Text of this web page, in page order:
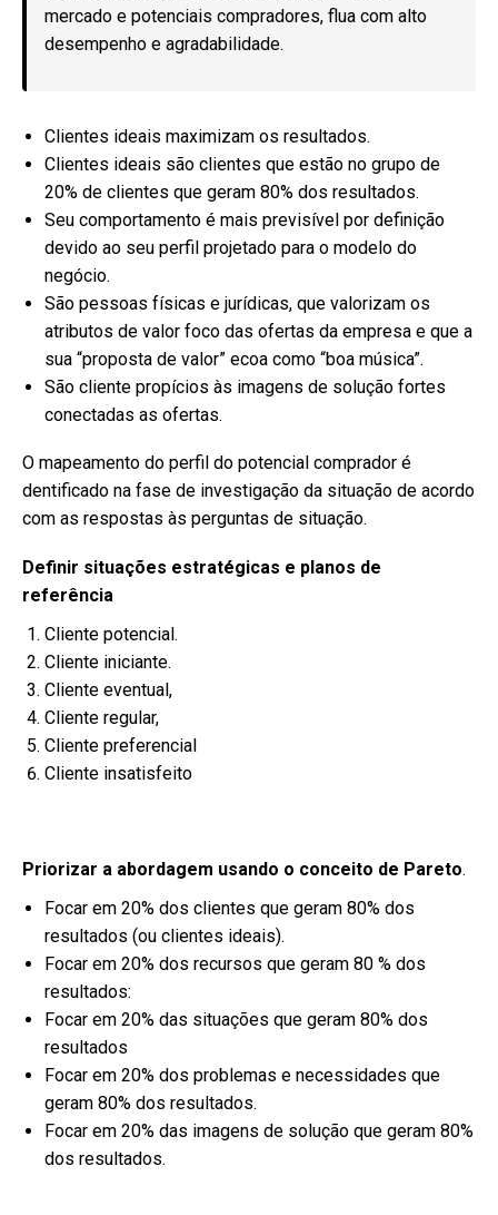
mercado e potenciais compradores, flua com alto
desempenho e agradabilidade.
Clientes ideais maximizam os resultados.
Clientes ideais são clientes que estão no grupo de
20% de clientes que geram 80% dos resultados.
Seu comportamento é mais previsível por definição
devido ao seu perfil projetado para o modelo do
negócio.
São pessoas físicas e jurídicas, que valorizam os
atributos de valor foco das ofertas da empresa e que a
sua “proposta de valor” ecoa como “boa música”.
São cliente propícios às imagens de solução fortes
conectadas as ofertas.
O mapeamento do perfil do potencial comprador é
dentificado na fase de investigação da situação de acordo
com as respostas às perguntas de situação.
Definir situações estratégicas e planos de
referência
Cliente potencial.
Cliente iniciante.
Cliente eventual,
Cliente regular,
Cliente preferencial
Cliente insatisfeito
Priorizar a abordagem usando o conceito de Pareto.
Focar em 20% dos clientes que geram 80% dos
resultados (ou clientes ideais).
Focar em 20% dos recursos que geram 80 % dos
resultados:
Focar em 20% das situações que geram 80% dos
resultados
Focar em 20% dos problemas e necessidades que
geram 80% dos resultados.
Focar em 20% das imagens de solução que geram 80%
dos resultados.